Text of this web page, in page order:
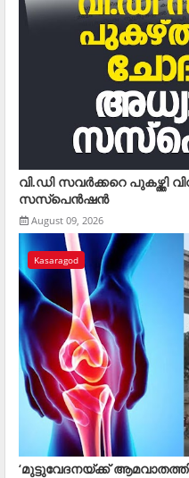
വി.ഡി സവര്‍ക്കറെ
സസ്‌പെന്‍ഷന്‍
August 09, 2026
Kasaragod
‘മുട്ടുവേദനയ്ക്ക്